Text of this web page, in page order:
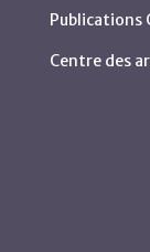
Publications
Centre des